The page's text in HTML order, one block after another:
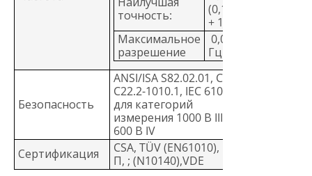
точность:
(0,1%
+ 1)
Максимальное
разрешение
0,01
Гц
Безопасность
ANSI/ISA S82.02.01, CSA
C22.2-1010.1, IEC 61010
для категорий
измерения 1000 В III и
600 В IV
Сертификация
CSA, TÜV (EN61010), UL,
Π, ; (N10140),VDE